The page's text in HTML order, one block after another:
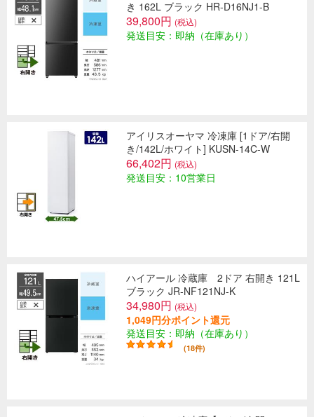
き 162L ブラック HR-D16NJ1-B
39,800円 (税込)
発送目安：即納（在庫あり）
アイリスオーヤマ 冷凍庫 [1ドア/右開
き/142L/ホワイト] KUSN-14C-W
66,402円 (税込)
発送目安：10営業日
ハイアール 冷蔵庫 2ドア 右開き 121L
ブラック JR-NF121NJ-K
34,980円 (税込)
1,049円分ポイント還元
発送目安：即納（在庫あり）
(18件)